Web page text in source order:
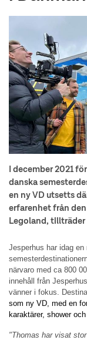
I december 2021
danska
en ny VD utsetts
erfarenhet från
Legoland, tillträder
Jesperhus har idag
närvaro med ca 800
innehåll från
vänner i fokus.
som ny VD, med en
karaktärer, shower
"Thomas har visat